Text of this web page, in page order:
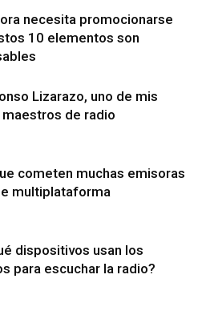
necesita promocionarse
10 elementos son
Lizarazo, uno de mis
de radio
cometen muchas emisoras
multiplataforma
dispositivos usan los
para escuchar la radio?